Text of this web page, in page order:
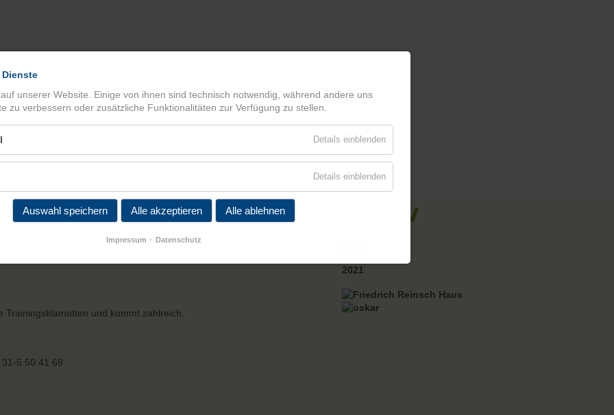
und kommt zahlreich.
5 50 41 69
Archiv
2021
unserer Website. Einige von ihnen sind technisch notwendig, während andere uns
zu verbessern oder zusätzliche Funktionalitäten zur Verfügung zu stellen.
Details einblenden
Details einblenden
Auswahl speichern Alle akzeptieren Alle ablehnen
Impressum Datenschutz